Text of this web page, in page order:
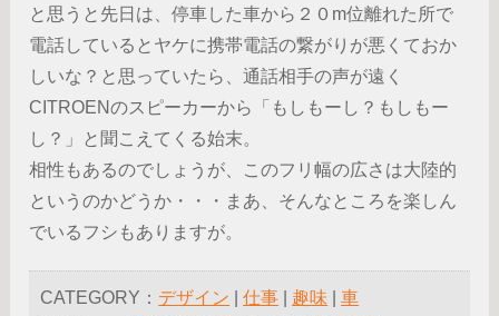
と思うと先日は、停車した車から２０m位離れた所で
電話しているとヤケに携帯電話の繋がりが悪くておか
しいな？と思っていたら、通話相手の声が遠く
CITROENのスピーカーから「もしもーし？もしもー
し？」と聞こえてくる始末。
相性もあるのでしょうが、このフリ幅の広さは大陸的
というのかどうか・・・まあ、そんなところを楽しん
でいるフシもありますが。
CATEGORY： デザイン |仕事 趣味 |車